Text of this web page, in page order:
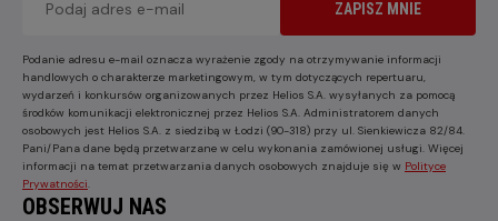
ZAPISZ MNIE
Podanie adresu e-mail oznacza wyrażenie zgody na otrzymywanie informacji
handlowych o charakterze marketingowym, w tym dotyczących repertuaru,
wydarzeń i konkursów organizowanych przez Helios S.A. wysyłanych za pomocą
środków komunikacji elektronicznej przez Helios S.A. Administratorem danych
osobowych jest Helios S.A. z siedzibą w Łodzi (90-318) przy ul. Sienkiewicza 82/84.
Pani/Pana dane będą przetwarzane w celu wykonania zamówionej usługi. Więcej
informacji na temat przetwarzania danych osobowych znajduje się w Polityce
Prywatności
OBSERWUJ NAS